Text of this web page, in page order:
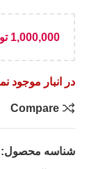
1,000,000
در انبار موجود
Compare
شناسه محصول: